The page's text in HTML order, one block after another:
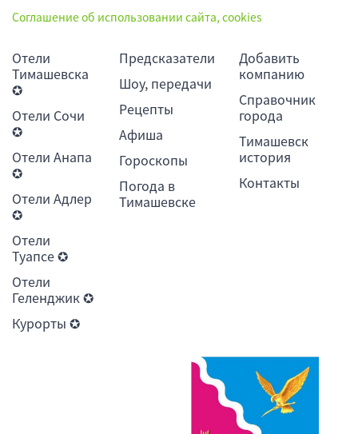
Соглашение об использовании сайта, cookies
Отели
Тимашевска
✪
Отели Сочи
✪
Отели Анапа
✪
Отели Адлер
✪
Отели
Туапсе ✪
Отели
Геленджик ✪
Курорты ✪
Предсказатели
Шоу, передачи
Рецепты
Афиша
Гороскопы
Погода в
Тимашевске
Добавить
компанию
Справочник
города
Тимашевск
история
Контакты